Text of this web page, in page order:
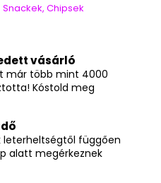
Snackek, Chipsek
vásárló
már több mint 4000
Kóstold meg
leterheltségtől függően
alatt megérkeznek